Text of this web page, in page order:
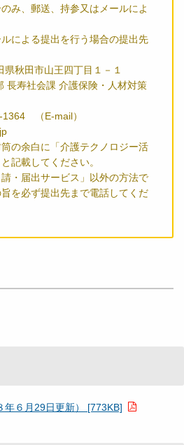
み、郵送、持参又はメールによ
による提出を行う場合の提出先
田市山王四丁目１－１
寿社会課 介護保険・人材対策
（E-mail）
余白に「介護テクノロジー活
記載してください。
届出サービス」以外の方法で
を必ず提出先まで電話してくだ
年６月29日更新） [773KB]